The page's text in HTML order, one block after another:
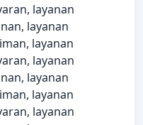
layanan
layanan
layanan
layanan
layanan
layanan
layanan